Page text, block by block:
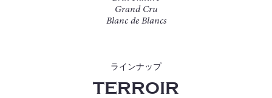
Grand Cru
Blanc de Blancs
ラインナップ
TERROIR